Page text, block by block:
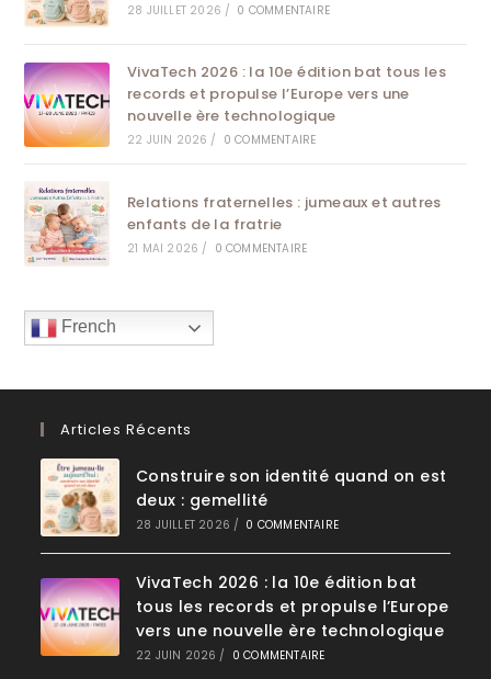
28 JUILLET 2026 / 0 COMMENTAIRE
VivaTech 2026 : la 10e édition bat tous les
records et propulse l’Europe vers une
nouvelle ère technologique
22 JUIN 2026 / 0 COMMENTAIRE
Relations fraternelles : jumeaux et autres
enfants de la fratrie
21 MAI 2026 / 0 COMMENTAIRE
French
Articles Récents
Construire son identité quand on est
deux : gemellité
28 JUILLET 2026 / 0 COMMENTAIRE
VivaTech 2026 : la 10e édition bat
tous les records et propulse l’Europe
vers une nouvelle ère technologique
22 JUIN 2026 / 0 COMMENTAIRE